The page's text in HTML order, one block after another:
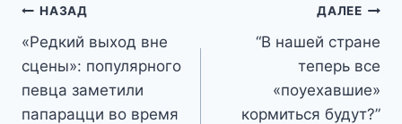
Навигация
по
записям
НАЗАД
«Редкий выход вне
сцены»: популярного
певца заметили
папарацци во время
ДАЛЕЕ
“В нашей стране
теперь все
«поуехавшие»
кормиться будут?”